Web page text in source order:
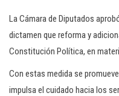
La Cámara de Diputados
dictamen que reforma y
Constitución Política, en
Con estas medida se
impulsa el cuidado hacia los